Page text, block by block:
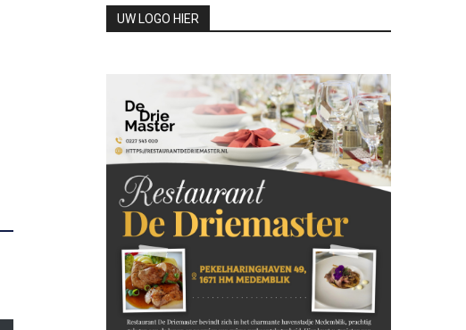
UW LOGO HIER